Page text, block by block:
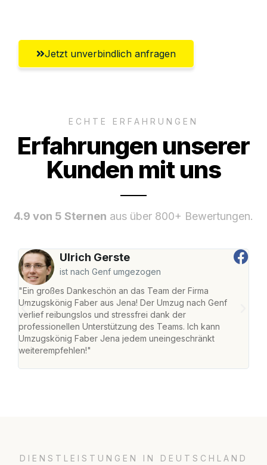
Jetzt unverbindlich anfragen
ECHTE ERFAHRUNGEN
Erfahrungen unserer
Kunden mit uns
4.9 von 5 Sternen aus über 800+ Bewertungen.
Ulrich Gerste
ist nach Genf umgezogen
"Ein großes Dankeschön an das Team der Firma
Umzugskönig Faber aus Jena! Der Umzug nach Genf
verlief reibungslos und stressfrei dank der
professionellen Unterstützung des Teams. Ich kann
Umzugskönig Faber Jena jedem uneingeschränkt
weiterempfehlen!"
DIENSTLEISTUNGEN IN DEUTSCHLAND